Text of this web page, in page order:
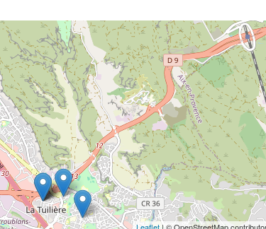
Leaflet| © OpenStreetMap